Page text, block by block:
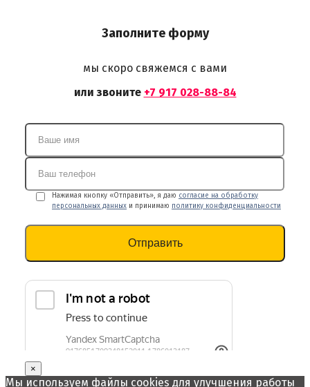
Заполните форму
мы скоро свяжемся с вами
или звоните +7 917 028-88-84
Нажимая кнопку «Отправить», я даю согласие на обработку
персональных данных и принимаю политику конфиденциальности
×
Мы используем файлы cookies для улучшения работы